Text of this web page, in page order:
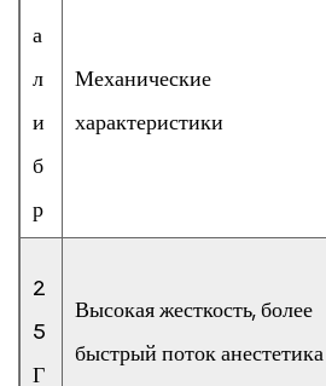
а
л
и
б
р
Механические
характеристики
2
5
Г
Высокая жесткость, более
быстрый поток анестетика